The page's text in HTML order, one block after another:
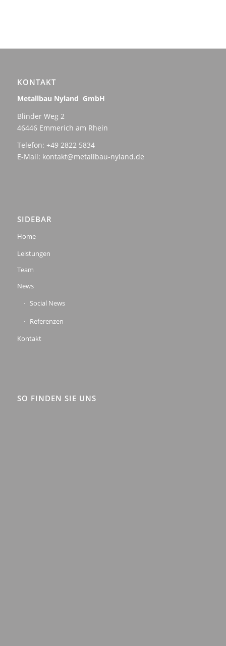
KONTAKT
Metallbau Nyland GmbH
Blinder Weg 2
46446 Emmerich am Rhein
Telefon: +49 2822 5834
E-Mail: kontakt@metallbau-nyland.de
SIDEBAR
Home
Leistungen
Team
News
Social News
Referenzen
Kontakt
SO FINDEN SIE UNS